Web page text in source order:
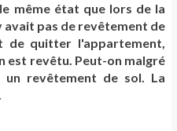
même état que lors de la
avait pas de revêtement de
de quitter l'appartement,
est revêtu. Peut-on malgré
revêtement de sol. La